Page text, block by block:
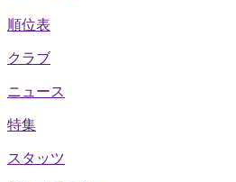
順位表
クラブ
ニュース
特集
スタッツ